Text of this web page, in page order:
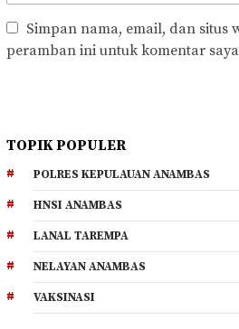
Simpan nama, email, dan situs
peramban ini untuk komentar
TOPIK POPULER
POLRES KEPULAUAN ANAMBAS
HNSI ANAMBAS
LANAL TAREMPA
NELAYAN ANAMBAS
VAKSINASI